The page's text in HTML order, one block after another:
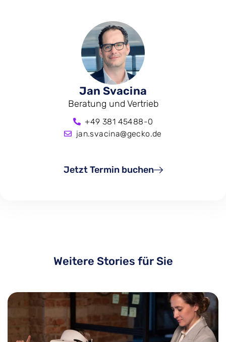
Jan Svacina
Beratung und Vertrieb
+49 381 45488-0
jan.svacina@gecko.de
Jetzt Termin buchen
Weitere Stories für Sie